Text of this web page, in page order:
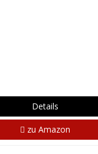
Details
zu Amazon